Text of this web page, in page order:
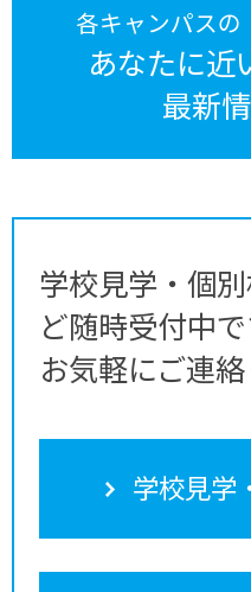
各キャンパスの
あなたに近
最新
学校見学・個
ど随時受付中
お気軽にご連
学校見学